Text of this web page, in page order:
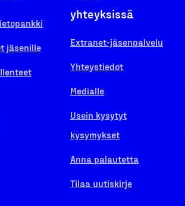
jäsenille
yhteyksissä
Extranet-jäsenpalvelu
Yhteystiedot
Medialle
Usein kysytyt
kysymykset
Anna palautetta
Tilaa uutiskirje